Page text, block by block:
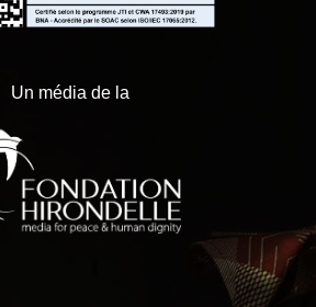
Un média de la